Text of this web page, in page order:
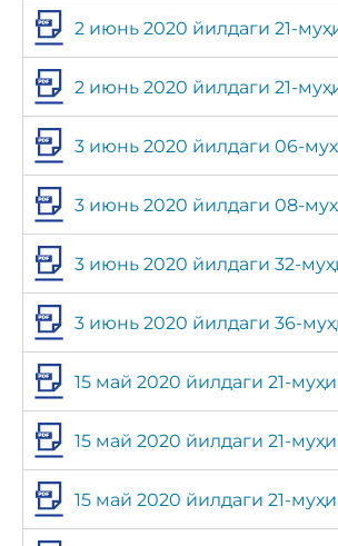
2 июнь 2020 йилдаги 21-
2 июнь 2020 йилдаги 21-
3 июнь 2020 йилдаги 06-
3 июнь 2020 йилдаги 08-
3 июнь 2020 йилдаги 32-
3 июнь 2020 йилдаги 36-
15 май 2020 йилдаги 21-
15 май 2020 йилдаги 21-
15 май 2020 йилдаги 21-